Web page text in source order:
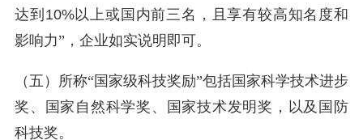
达到 10%以上或国内前三名，且享有较高知名度和
影响力”，企业如实说明即可。
（五）所称“国家级科技奖励”包括国家科学技术进步
奖、国家自然科学奖、国家技术发明奖，以及国防
科技奖。